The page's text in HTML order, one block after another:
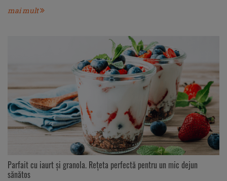
mai mult
Parfait cu iaurt și granola. Rețeta perfectă pentru un mic dejun
sănătos